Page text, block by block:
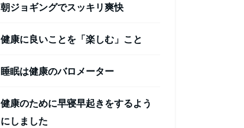
朝ジョギングでスッキリ爽快
健康に良いことを「楽しむ」こと
睡眠は健康のバロメーター
健康のために早寝早起きをするよう
にしました